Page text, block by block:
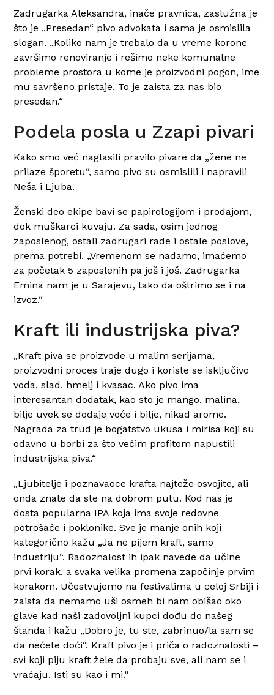
Zadrugarka Aleksandra, inače pravnica, zaslužna je
što je „Presedan“ pivo advokata i sama je osmislila
slogan. „Koliko nam je trebalo da u vreme korone
završimo renoviranje i rešimo neke komunalne
probleme prostora u kome je proizvodni pogon, ime
mu savršeno pristaje. To je zaista za nas bio
presedan.“
Podela posla u Zzapi pivari
Kako smo već naglasili pravilo pivare da „žene ne
prilaze šporetu“, samo pivo su osmislili i napravili
Neša i Ljuba.
Ženski deo ekipe bavi se papirologijom i prodajom,
dok muškarci kuvaju. Za sada, osim jednog
zaposlenog, ostali zadrugari rade i ostale poslove,
prema potrebi. „Vremenom se nadamo, imaćemo
za početak 5 zaposlenih pa još i još. Zadrugarka
Emina nam je u Sarajevu, tako da oštrimo se i na
izvoz.“
Kraft ili industrijska piva?
„Kraft piva se proizvode u malim serijama,
proizvodni proces traje dugo i koriste se isključivo
voda, slad, hmelj i kvasac. Ako pivo ima
interesantan dodatak, kao sto je mango, malina,
bilje uvek se dodaje voće i bilje, nikad arome.
Nagrada za trud je bogatstvo ukusa i mirisa koji su
odavno u borbi za što većim profitom napustili
industrijska piva.“
„Ljubitelje i poznavaoce krafta najteže osvojite, ali
onda znate da ste na dobrom putu. Kod nas je
dosta popularna IPA koja ima svoje redovne
potrošače i poklonike. Sve je manje onih koji
kategorično kažu „Ja ne pijem kraft, samo
industriju“. Radoznalost ih ipak navede da učine
prvi korak, a svaka velika promena započinje prvim
korakom. Učestvujemo na festivalima u celoj Srbiji i
zaista da nemamo uši osmeh bi nam obišao oko
glave kad naši zadovoljni kupci dođu do našeg
štanda i kažu „Dobro je, tu ste, zabrinuo/la sam se
da nećete doći“. Kraft pivo je i priča o radoznalosti –
svi koji piju kraft žele da probaju sve, ali nam se i
vraćaju. Isti su kao i mi.“